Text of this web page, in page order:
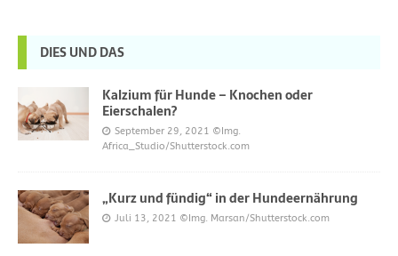
DIES UND DAS
Kalzium für Hunde – Knochen oder
Eierschalen?
September 29, 2021 ©Img.
Africa_Studio/Shutterstock.com
„Kurz und fündig“ in der Hundeernährung
Juli 13, 2021 ©Img. Marsan/Shutterstock.com